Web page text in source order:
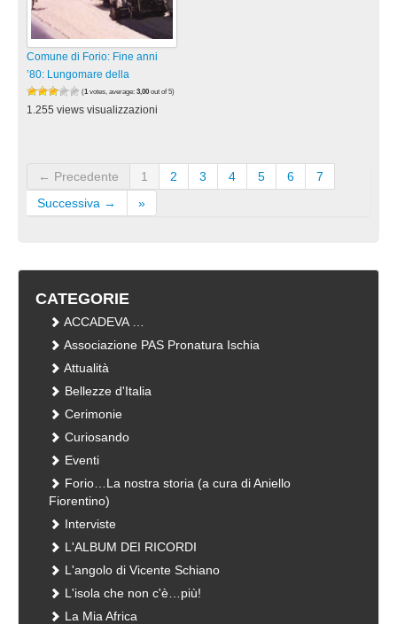
Comune di Forio: Fine anni
’80: Lungomare della
(1 votes, average: 3,00 out of 5)
1.255 views visualizzazioni
← Precedente 1 2 3 4 5 6
7
Successiva →
»
CATEGORIE
ACCADEVA …
Associazione PAS Pronatura Ischia
Attualità
Bellezze d'Italia
Cerimonie
Curiosando
Eventi
Forio…La nostra storia (a cura di Aniello
Fiorentino)
Interviste
L'ALBUM DEI RICORDI
L'angolo di Vicente Schiano
L'isola che non c'è…più!
La Mia Africa